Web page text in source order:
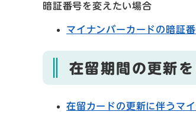
暗証番号を変えたい場合
マイナンバーカードの暗証
在留期間の更新を
在留カードの更新に伴うマ